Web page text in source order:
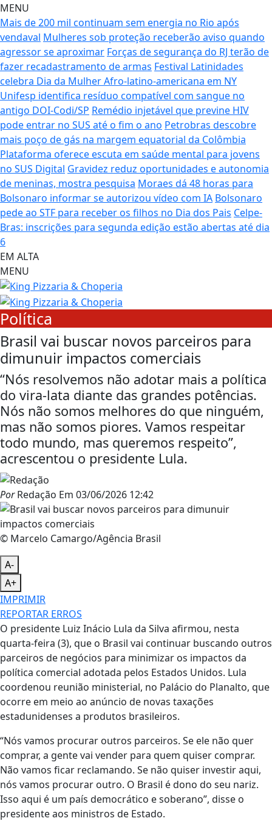
MENU
Mais de 200 mil continuam sem energia no Rio após
vendaval Mulheres sob proteção receberão aviso quando
agressor se aproximar Forças de segurança do RJ terão de
fazer recadastramento de armas Festival Latinidades
celebra Dia da Mulher Afro-latino-americana em NY
Unifesp identifica resíduo compatível com sangue no
antigo DOI-Codi/SP Remédio injetável que previne HIV
pode entrar no SUS até o fim o ano Petrobras descobre
mais poço de gás na margem equatorial da Colômbia
Plataforma oferece escuta em saúde mental para jovens
no SUS Digital Gravidez reduz oportunidades e autonomia
de meninas, mostra pesquisa Moraes dá 48 horas para
Bolsonaro informar se autorizou vídeo com IA Bolsonaro
pede ao STF para receber os filhos no Dia dos Pais Celpe-
Bras: inscrições para segunda edição estão abertas até dia
6
EM ALTA
MENU
Política
Brasil vai buscar novos parceiros para
dimunuir impactos comerciais
“Nós resolvemos não adotar mais a política
do vira-lata diante das grandes potências.
Nós não somos melhores do que ninguém,
mas não somos piores. Vamos respeitar
todo mundo, mas queremos respeito”,
acrescentou o presidente Lula.
PorRedação Em 03/06/2026 12:42
© Marcelo Camargo/Agência Brasil
A-
A+
IMPRIMIR
REPORTAR ERROS
O presidente Luiz Inácio Lula da Silva afirmou, nesta
quarta-feira (3), que o Brasil vai continuar buscando outros
parceiros de negócios para minimizar os impactos da
política comercial adotada pelos Estados Unidos. Lula
coordenou reunião ministerial, no Palácio do Planalto, que
ocorre em meio ao anúncio de novas taxações
estadunidenses a produtos brasileiros.
“Nós vamos procurar outros parceiros. Se ele não quer
comprar, a gente vai vender para quem quiser comprar.
Não vamos ficar reclamando. Se não quiser investir aqui,
nós vamos procurar outro. O Brasil é dono do seu nariz.
Isso aqui é um país democrático e soberano”, disse o
presidente aos ministros de Estado.